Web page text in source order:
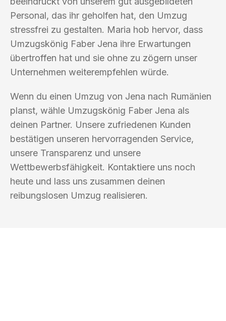
Personal, das ihr geholfen hat, den Umzug
stressfrei zu gestalten. Maria hob hervor, dass
Umzugskönig Faber Jena ihre Erwartungen
übertroffen hat und sie ohne zu zögern unser
Unternehmen weiterempfehlen würde.
Wenn du einen Umzug von Jena nach Rumänien
planst, wähle Umzugskönig Faber Jena als
deinen Partner. Unsere zufriedenen Kunden
bestätigen unseren hervorragenden Service,
unsere Transparenz und unsere
Wettbewerbsfähigkeit. Kontaktiere uns noch
heute und lass uns zusammen deinen
reibungslosen Umzug realisieren.